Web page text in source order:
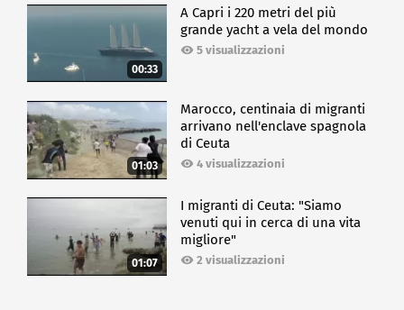
00:33
A Capri i 220 metri del più
grande yacht a vela del mondo
5 visualizzazioni
01:03
Marocco, centinaia di migranti
arrivano nell'enclave spagnola
di Ceuta
4 visualizzazioni
01:07
I migranti di Ceuta: "Siamo
venuti qui in cerca di una vita
migliore"
2 visualizzazioni